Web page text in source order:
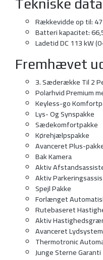
Tekniske data
Rækkevidde op til:
Batteri kapacitet:
Ladetid DC 113 kW
Fremhævet
3. Sæderække Til 2
Polarhvid Premium
Keyless-go
Lys- Og Synspakke
Sædekomfortpakke
Kørehjælpspakke
Avanceret Plus-
Bak Kamera
Aktiv
Aktiv
Spejl Pakke
Forlænget
Rutebaseret
Aktiv
Avanceret Lydsystem
Thermotronic
Junge Sterne